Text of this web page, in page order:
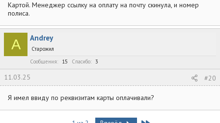
Картой. Менеджер ссылку на оплату на почту скинула, и номер
полиса.
A Andrey
Старожил
Сообщения
15 Спасибо 3
11.03.25 #20
Я имел ввиду по реквизитам карты оплачивали?